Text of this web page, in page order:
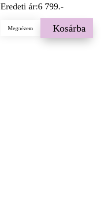
Eredeti ár:6 799.-
Megnézem Kosárba